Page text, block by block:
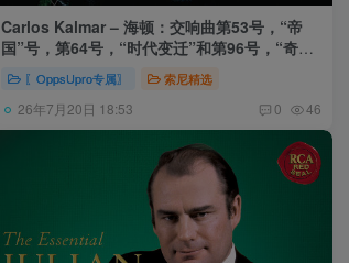
久石让,Music Future Band – 久石让指挥极简音乐 – 音乐未来 VI (2.8MHz DSD)
Carlos Kalmar – 海顿：交响曲第53号，“帝
国”号，第64号，“时代变迁”和第96号，“奇迹”
号 (俄勒冈交响乐团，卡尔玛)
〖OppsUpro专属〗 索尼精选
26年7月20日 18:53 0 46